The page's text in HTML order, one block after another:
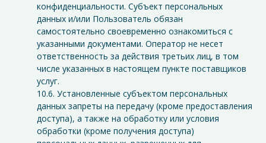
конфиденциальности. Субъект персональных
данных и/или Пользователь обязан
самостоятельно своевременно ознакомиться с
указанными документами. Оператор не несет
ответственность за действия третьих лиц, в том
числе указанных в настоящем пункте поставщиков
услуг.
10.6. Установленные субъектом персональных
данных запреты на передачу (кроме предоставления
доступа), а также на обработку или условия
обработки (кроме получения доступа)